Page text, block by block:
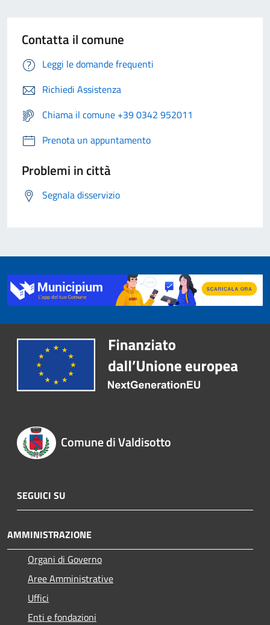
Contatta il comune
Leggi le domande frequenti
Richiedi Assistenza
Chiama il comune +39 0342 952011
Prenota un appuntamento
Problemi in città
Segnala disservizio
Comune di Valdisotto
SEGUICI SU
AMMINISTRAZIONE
Organi di Governo
Aree Amministrative
Uffici
Enti e fondazioni